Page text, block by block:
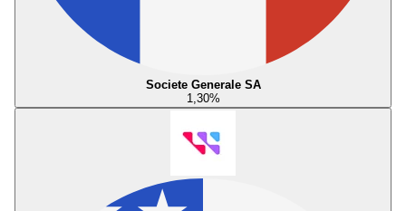
Societe Generale SA
1,30%